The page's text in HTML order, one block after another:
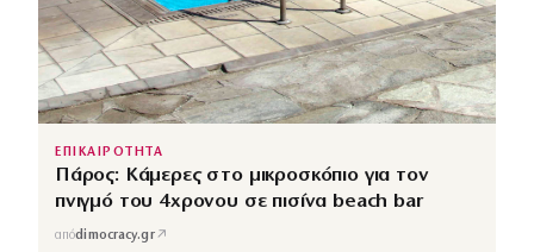
ΕΠΙΚΑΙΡΟΤΗΤΑ
Πάρος: Κάμερες στο μικροσκόπιο για τον
πνιγμό του 4χρονου σε πισίνα beach bar
απόdimocracy.gr↗